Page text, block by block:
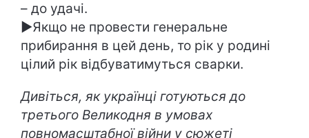
– до удачі.
►Якщо не провести генеральне
прибирання в цей день, то рік у родині
цілий рік відбуватимуться сварки.
Дивіться, як українці готуються до
третього Великодня в умовах
повномасштабної війни у сюжеті